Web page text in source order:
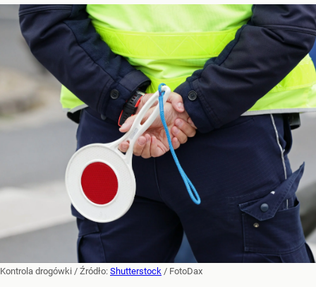
Kontrola drogówki / Źródło: Shutterstock / FotoDax